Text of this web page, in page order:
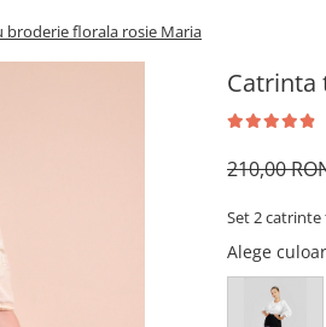
florala rosie Maria
Catrinta
210,00
Set 2
Alege